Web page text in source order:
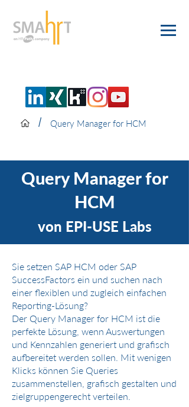
/ Query Manager for HCM
Query Manager for
HCM
von EPI-USE Labs
Sie setzen SAP HCM oder SAP
SuccessFactors ein und suchen nach
einer flexiblen und zugleich einfachen
Reporting-Lösung?
Der Query Manager for HCM ist die
perfekte Lösung, wenn Auswertungen
und Kennzahlen generiert und grafisch
aufbereitet werden sollen. Mit wenigen
Klicks können Sie Queries
zusammenstellen, grafisch gestalten und
zielgruppengerecht verteilen.